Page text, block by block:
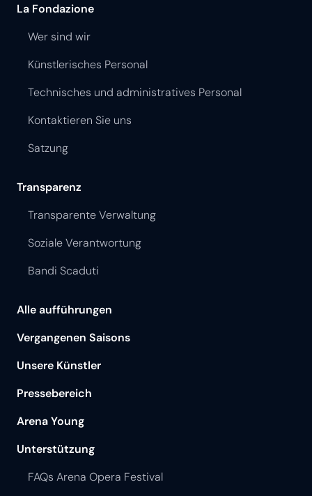
La Fondazione
Wer sind wir
Künstlerisches Personal
Technisches und administratives Personal
Kontaktieren Sie uns
Satzung
Transparenz
Transparente Verwaltung
Soziale Verantwortung
Bandi Scaduti
Alle aufführungen
Vergangenen Saisons
Unsere Künstler
Pressebereich
Arena Young
Unterstützung
FAQs Arena Opera Festival